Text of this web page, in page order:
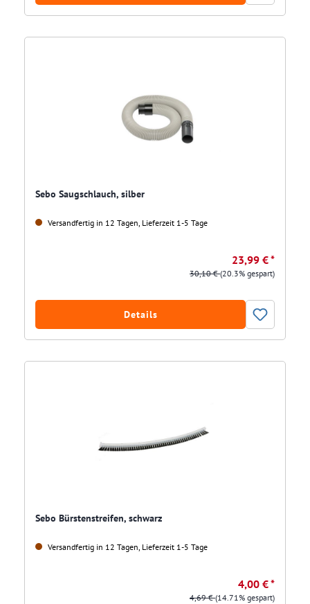
Sebo Saugschlauch, silber
Versandfertig in 12 Tagen, Lieferzeit 1-5 Tage
23,99 € *
30,10 €(20.3% gespart)
Details
Sebo Bürstenstreifen, schwarz
Versandfertig in 12 Tagen, Lieferzeit 1-5 Tage
4,00 € *
4,69 €(14.71% gespart)